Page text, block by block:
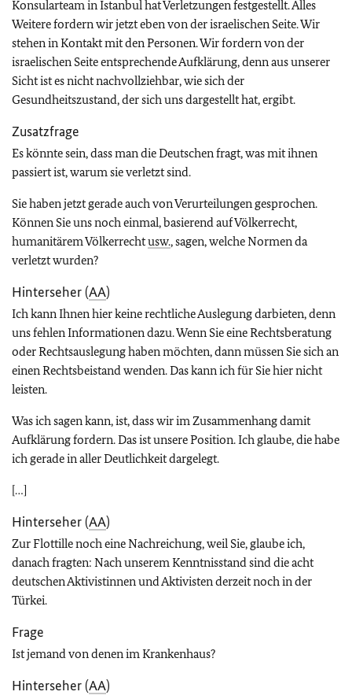
Konsularteam in Istanbul hat Verletzungen festgestellt. Alles
Weitere fordern wir jetzt eben von der israelischen Seite. Wir
stehen in Kontakt mit den Personen. Wir fordern von der
israelischen Seite entsprechende Aufklärung, denn aus unserer
Sicht ist es nicht nachvollziehbar, wie sich der
Gesundheitszustand, der sich uns dargestellt hat, ergibt.
Zusatzfrage
Es könnte sein, dass man die Deutschen fragt, was mit ihnen
passiert ist, warum sie verletzt sind.
Sie haben jetzt gerade auch von Verurteilungen gesprochen.
Können Sie uns noch einmal, basierend auf Völkerrecht,
humanitärem Völkerrechtusw., sagen, welche Normen da
verletzt wurden?
Hinterseher (AA)
Ich kann Ihnen hier keine rechtliche Auslegung darbieten, denn
uns fehlen Informationen dazu. Wenn Sie eine Rechtsberatung
oder Rechtsauslegung haben möchten, dann müssen Sie sich an
einen Rechtsbeistand wenden. Das kann ich für Sie hier nicht
leisten.
Was ich sagen kann, ist, dass wir im Zusammenhang damit
Aufklärung fordern. Das ist unsere Position. Ich glaube, die habe
ich gerade in aller Deutlichkeit dargelegt.
[…]
Hinterseher (AA)
Zur Flottille noch eine Nachreichung, weil Sie, glaube ich,
danach fragten: Nach unserem Kenntnisstand sind die acht
deutschen Aktivistinnen und Aktivisten derzeit noch in der
Türkei.
Frage
Ist jemand von denen im Krankenhaus?
Hinterseher (AA)